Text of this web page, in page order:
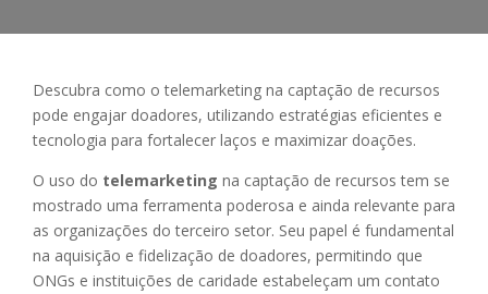
Descubra como o telemarketing na captação de recursos
pode engajar doadores, utilizando estratégias eficientes e
tecnologia para fortalecer laços e maximizar doações.
O uso do telemarketing na captação de recursos tem se
mostrado uma ferramenta poderosa e ainda relevante para
as organizações do terceiro setor. Seu papel é fundamental
na aquisição e fidelização de doadores, permitindo que
ONGs e instituições de caridade estabeleçam um contato